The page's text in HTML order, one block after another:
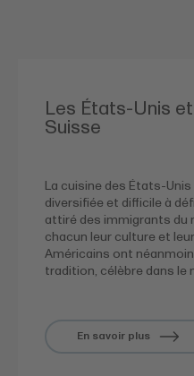
Les États-Unis
Suisse
La cuisine des États-
diversifiée et difficile à
attiré des immigrants du
chacun leur culture et
Américains ont
tradition, célèbre dans le
En savoir plus